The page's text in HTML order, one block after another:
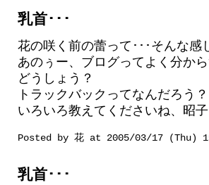
乳首･･･
花の咲く前の蕾って･･･そんな感
あのぅー、ブログってよく分か
どうしょう？
トラックバックってなんだろう？
いろいろ教えてくださいね、昭子
Posted by 花 at 2005/03/17 (Thu)
乳首･･･